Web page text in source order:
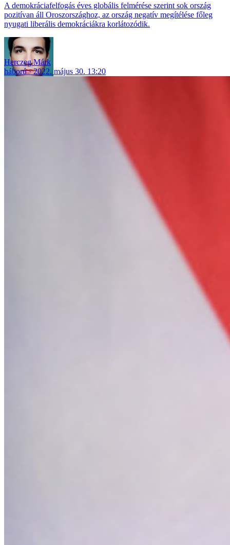
A demokráciafelfogás éves globális felmérése szerint sok ország
pozitívan áll Oroszországhoz, az ország negatív megítélése főleg
nyugati liberális demokráciákra korlátozódik.
Herczeg Márk
háború
2022. május 30. 13:20